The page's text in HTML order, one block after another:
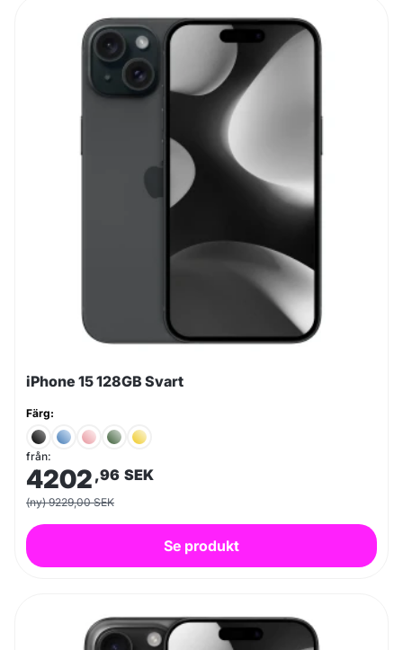
iPhone 15 128GB Svart
Färg:
från:
4202 ,96 SEK
(ny) 9229,00 SEK
Se produkt